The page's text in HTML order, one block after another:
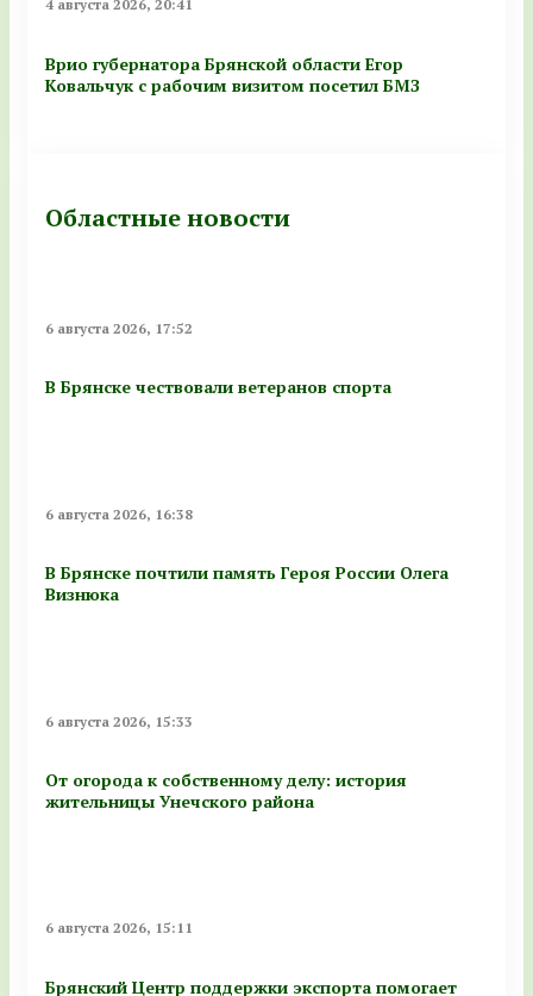
4 августа 2026, 20:41
Врио губернатора Брянской области Егор
Ковальчук с рабочим визитом посетил БМЗ
Областные новости
6 августа 2026, 17:52
В Брянске чествовали ветеранов спорта
6 августа 2026, 16:38
В Брянске почтили память Героя России Олега
Визнюка
6 августа 2026, 15:33
От огорода к собственному делу: история
жительницы Унечского района
6 августа 2026, 15:11
Брянский Центр поддержки экспорта помогает